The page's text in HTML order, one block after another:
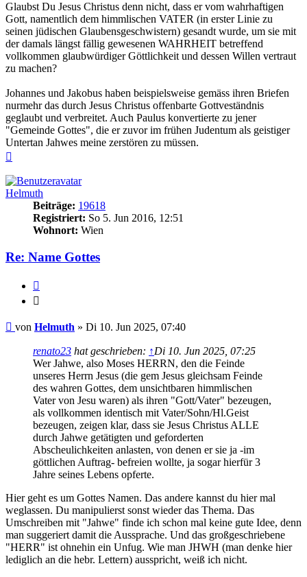
Glaubst Du Jesus Christus denn nicht, dass er vom wahrhaftigen
Gott, namentlich dem himmlischen VATER (in erster Linie zu
seinen jüdischen Glaubensgeschwistern) gesandt wurde, um sie mit
der damals längst fällig gewesenen WAHRHEIT betreffend
vollkommen glaubwürdiger Göttlichkeit und dessen Willen vertraut
zu machen?
Johannes und Jakobus haben beispielsweise gemäss ihren Briefen
nurmehr das durch Jesus Christus offenbarte Gottveständnis
geglaubt und verbreitet. Auch Paulus konvertierte zu jener
"Gemeinde Gottes", die er zuvor im frühen Judentum als geistiger
Untertan Jahwes meine zerstören zu müssen.
Helmuth
Beiträge: 19618
Registriert: So 5. Jun 2016, 12:51
Wohnort: Wien
Re: Name Gottes
Beitrag
von Helmuth » Di 10. Jun 2025, 07:40
renato23 hat geschrieben: ↑Di 10. Jun 2025, 07:25
Wer Jahwe, also Moses HERRN, den die Feinde
unseres Herrn Jesus (die gem Jesus gleichsam Feinde
des wahren Gottes, dem unsichtbaren himmlischen
Vater von Jesu waren) als ihren "Gott/Vater" bezeugen,
als vollkommen identisch mit Vater/Sohn/Hl.Geist
bezeugen, zeigen klar, dass sie Jesus Christus ALLE
durch Jahwe getätigten und geforderten
Abscheulichkeiten anlasten, von denen er sie ja -im
göttlichen Auftrag- befreien wollte, ja sogar hierfür 3
Jahre seines Lebens opferte.
Hier geht es um Gottes Namen. Das andere kannst du hier mal
weglassen. Du manipulierst sonst wieder das Thema. Das
Umschreiben mit "Jahwe" finde ich schon mal keine gute Idee, denn
man suggeriert damit die Aussprache. Und das großgeschriebene
"HERR" ist ohnehin ein Unfug. Wie man JHWH (man denke hier
lediglich an die hebr. Lettern) ausspricht, weiß ich nicht.